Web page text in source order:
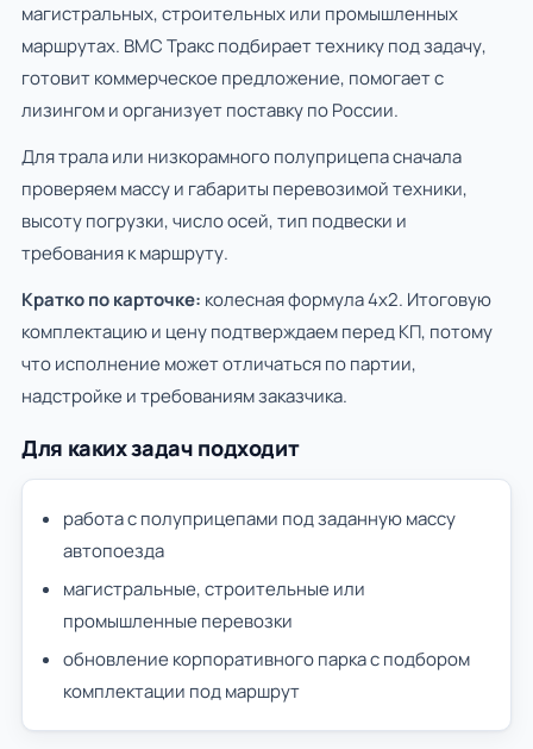
магистральных, строительных или промышленных
маршрутах. ВМС Тракс подбирает технику под задачу,
готовит коммерческое предложение, помогает с
лизингом и организует поставку по России.
Для трала или низкорамного полуприцепа сначала
проверяем массу и габариты перевозимой техники,
высоту погрузки, число осей, тип подвески и
требования к маршруту.
Кратко по карточке: колесная формула 4х2. Итоговую
комплектацию и цену подтверждаем перед КП, потому
что исполнение может отличаться по партии,
надстройке и требованиям заказчика.
Для каких задач подходит
работа с полуприцепами под заданную массу
автопоезда
магистральные, строительные или
промышленные перевозки
обновление корпоративного парка с подбором
комплектации под маршрут